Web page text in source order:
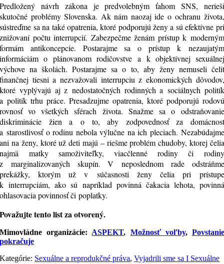
Predložený návrh zákona je predvolebným ťahom SNS, nerieši
skutočné problémy Slovenska. Ak nám naozaj ide o ochranu života,
sústreďme sa na také opatrenia, ktoré podporujú ženy a sú efektívne pri
znižovaní počtu interrupcií. Zabezpečme ženám prístup k moderným
formám antikoncepcie. Postarajme sa o prístup k nezaujatým
informáciám o plánovanom rodičovstve a k objektívnej sexuálnej
výchove na školách. Postarajme sa o to, aby ženy nemuseli čeliť
finančnej tiesni a nezvažovali interrupciu z ekonomických dôvodov,
ktoré vyplývajú aj z nedostatočných rodinných a sociálnych politík
a politík trhu práce. Presadzujme opatrenia, ktoré podporujú rodovú
rovnosť vo všetkých sférach života. Snažme sa o odstraňovanie
diskriminácie žien a o to, aby zodpovednosť za domácnosť
a starostlivosť o rodinu nebola výlučne na ich pleciach. Nezabúdajme
ani na ženy, ktoré už deti majú – riešme problém chudoby, ktorej čelia
najmä matky samoživiteľky, viacčlenné rodiny či rodiny
z marginalizovaných skupín. V neposlednom rade odstráňme
prekážky, ktorým už v súčasnosti ženy čelia pri prístupe
k interrupciám, ako sú napríklad povinná čakacia lehota, povinná
ohlasovacia povinnosť či poplatky.
Považujte tento list za otvorený.
Mimovládne organizácie: ASPEKT, Možnosť voľby, Povstanie
pokračuje
Kategórie: Sexuálne a reprodukčné práva,Vyjadrili sme sa I Sexuálne